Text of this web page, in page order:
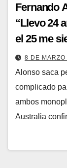
Fernando
“Llevo 24
el 25 me
8 DE
Alonso saca
complicado
ambos
Australia